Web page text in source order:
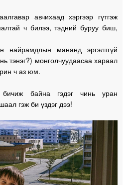
авчихаад хэргээр гүтгэж
ч билээ, тэдний буруу биш,
найрамдлын мананд эргэлтгүй
тэнэг?) монголчуудаасаа хараал
ч аз юм.
бичиж байна гэдэг чинь уран
гэж би үздэг дээ!